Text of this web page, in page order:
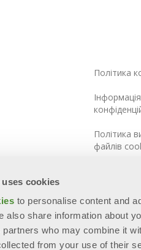
cookies
to personalise content and
also share information about
who may combine it
from your use of their
Політика
Політика
файлів
Карта